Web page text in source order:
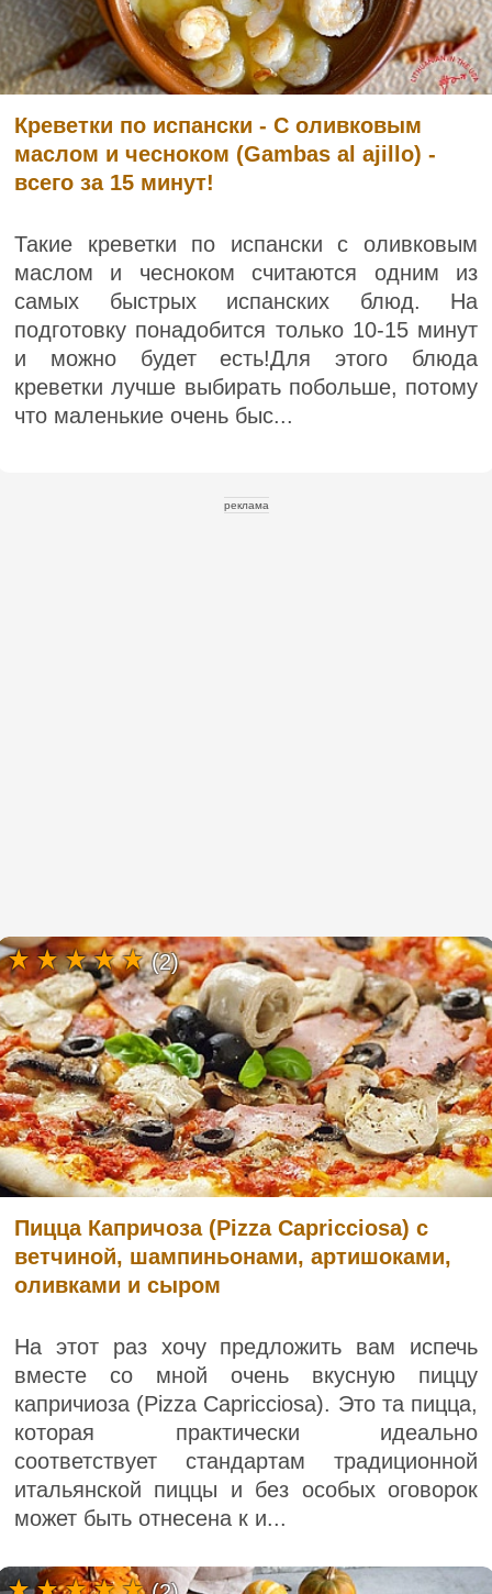
Креветки по испански - С оливковым
маслом и чесноком (Gambas al ajillo) -
всего за 15 минут!
Такие креветки по испански с оливковым
маслом и чесноком считаются одним из
самых быстрых испанских блюд. На
подготовку понадобится только 10-15 минут
и можно будет есть!Для этого блюда
креветки лучше выбирать побольше, потому
что маленькие очень быс...
реклама
Пицца Капричоза (Pizza Capricciosa) с
ветчиной, шампиньонами, артишоками,
оливками и сыром
На этот раз хочу предложить вам испечь
вместе со мной очень вкусную пиццу
капричиоза (Pizza Capricciosa). Это та пицца,
которая практически идеально
соответствует стандартам традиционной
итальянской пиццы и без особых оговорок
может быть отнесена к и...
(2)